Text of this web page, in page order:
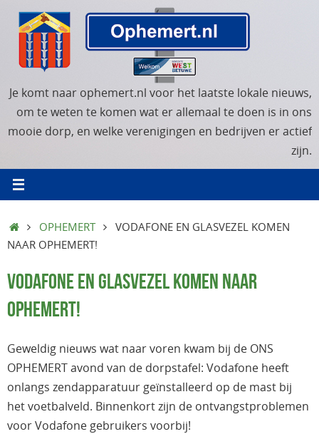
naar
inhoud
Je komt naar ophemert.nl voor het laatste lokale nieuws,
om te weten te komen wat er allemaal te doen is in ons
mooie dorp, en welke verenigingen en bedrijven er actief
zijn.
HOMEOPHEMERT
VODAFONE EN GLASVEZEL KOMEN
NAAR OPHEMERT!
VODAFONE EN GLASVEZEL KOMEN NAAR
OPHEMERT!
Geweldig nieuws wat naar voren kwam bij de ONS
OPHEMERT avond van de dorpstafel: Vodafone heeft
onlangs zendapparatuur geïnstalleerd op de mast bij
het voetbalveld. Binnenkort zijn de ontvangstproblemen
voor Vodafone gebruikers voorbij!